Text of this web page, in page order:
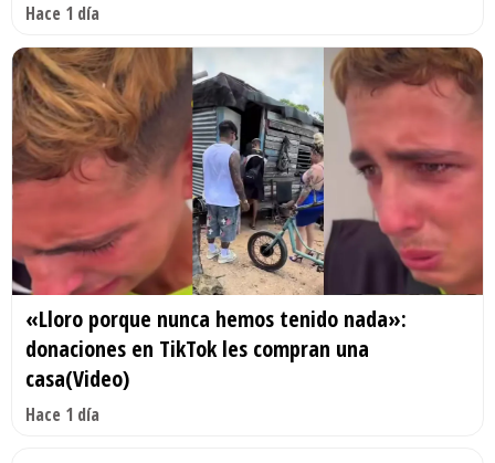
Hace 1 día
«Lloro porque nunca hemos tenido nada»:
donaciones en TikTok les compran una
casa(Video)
Hace 1 día